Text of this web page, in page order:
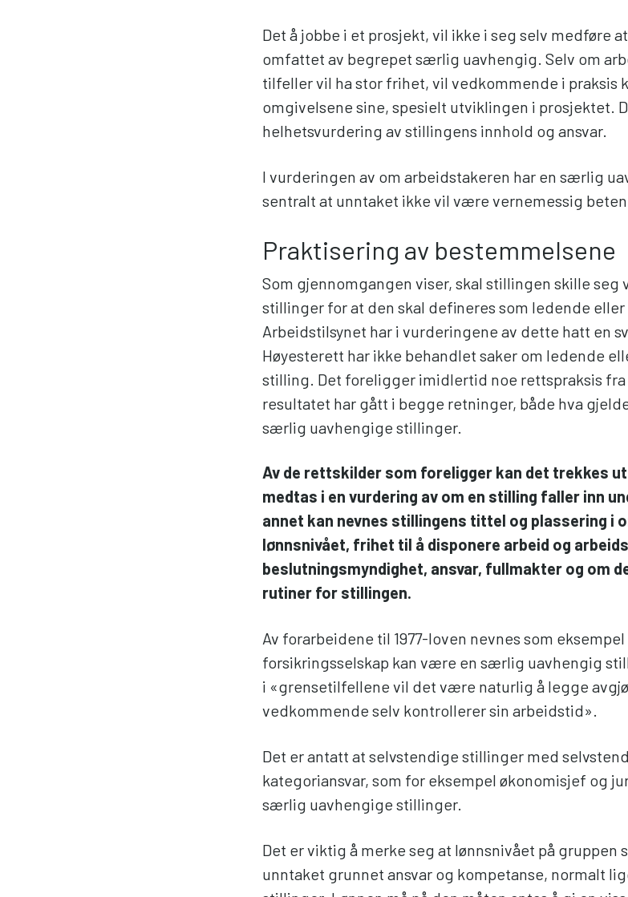
Det å jobbe i et prosjekt, vil ikke i seg selv medføre
omfattet av begrepet særlig uavhengig. Selv om
tilfeller vil ha stor frihet, vil vedkommende i praksis
omgivelsene sine, spesielt utviklingen i prosjektet.
helhetsvurdering av stillingens innhold og ansvar.
I vurderingen av om arbeidstakeren har en særlig
sentralt at unntaket ikke vil være vernemessig
Praktisering av bestemmelsene
Som gjennomgangen viser, skal stillingen skille
stillinger for at den skal defineres som ledende
Arbeidstilsynet har i vurderingene av dette hatt en
Høyesterett har ikke behandlet saker om ledende
stilling. Det foreligger imidlertid noe rettspraksis
resultatet har gått i begge retninger, både hva
særlig uavhengige stillinger.
Av de rettskilder som foreligger kan det trekkes
medtas i en vurdering av om en stilling faller inn
annet kan nevnes stillingens tittel og plassering i
lønnsnivået, frihet til å disponere arbeid og
beslutningsmyndighet, ansvar, fullmakter og om
rutiner for stillingen.
Av forarbeidene til 1977-loven nevnes som
forsikringsselskap kan være en særlig uavhengig
i «grensetilfellene vil det være naturlig å legge
vedkommende selv kontrollerer sin arbeidstid».
Det er antatt at selvstendige stillinger med
kategoriansvar, som for eksempel økonomisjef og
særlig uavhengige stillinger.
Det er viktig å merke seg at lønnsnivået på gruppen
unntaket grunnet ansvar og kompetanse, normalt